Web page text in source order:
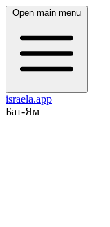
Open main menu
israela.app
Бат-Ям